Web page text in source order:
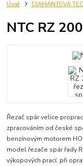
Úvod DIAMANTOVÁ
NTC RZ
Řezač spár velice
zpracováním od české
benzínovým motorem
model řezače spár řady
výkopových prací, při